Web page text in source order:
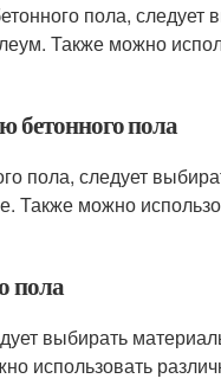
пола, следует
Также можно
бетонного пола
пола, следует
Также можно
пола
выбирать
использовать